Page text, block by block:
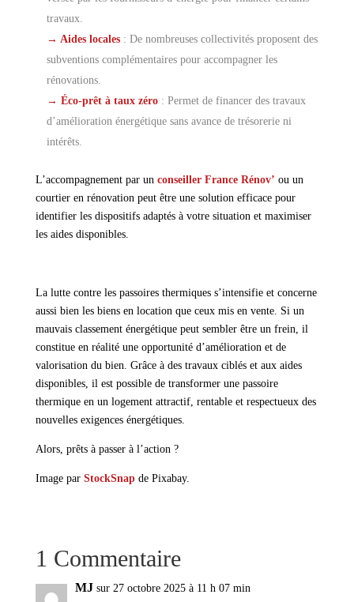
travaux.
→ Aides locales: De nombreuses collectivités proposent des
subventions complémentaires pour accompagner les
rénovations.
→ Éco-prêt à taux zéro: Permet de financer des travaux
d’amélioration énergétique sans avance de trésorerie ni
intérêts.
L’accompagnement par un conseiller France Rénov’ ou un
courtier en rénovation peut être une solution efficace pour
identifier les dispositifs adaptés à votre situation et maximiser
les aides disponibles.
La lutte contre les passoires thermiques s’intensifie et concerne
aussi bien les biens en location que ceux mis en vente. Si un
mauvais classement énergétique peut sembler être un frein, il
constitue en réalité une opportunité d’amélioration et de
valorisation du bien. Grâce à des travaux ciblés et aux aides
disponibles, il est possible de transformer une passoire
thermique en un logement attractif, rentable et respectueux des
nouvelles exigences énergétiques.
Alors, prêts à passer à l’action ?
Image par StockSnapde Pixabay.
1 Commentaire
MJ sur 27 octobre 2025 à 11 h 07 min